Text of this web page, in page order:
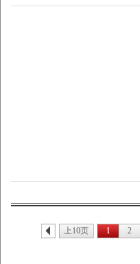
上10页 1 2